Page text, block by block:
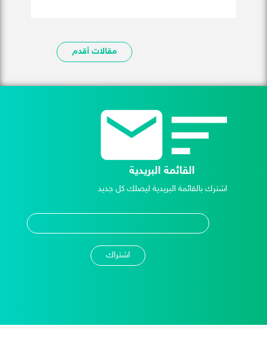
مقالات أقدم
القائمة البريدية
اشترك بالقائمة البريدية ليصلك كل جديد